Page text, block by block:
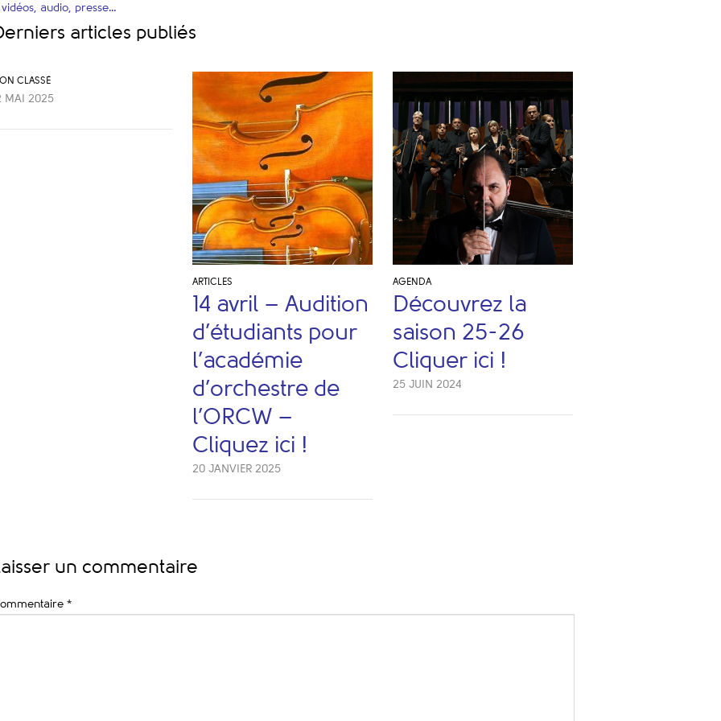
vidéos, audio, presse…
articles publiés
CLASSÉ
MAI 2025
ARTICLES
14 avril – Audition
d’étudiants pour
l’académie
d’orchestre de
l’ORCW –
Cliquez ici !
20 JANVIER 2025
AGENDA
Découvrez la
saison 25-26
Cliquer ici !
25 JUIN 2024
un commentaire
*